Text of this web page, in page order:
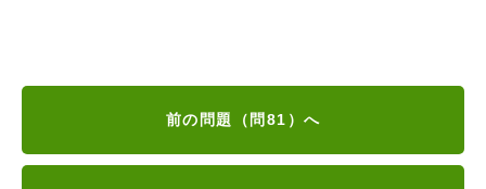
前の問題（問81）へ